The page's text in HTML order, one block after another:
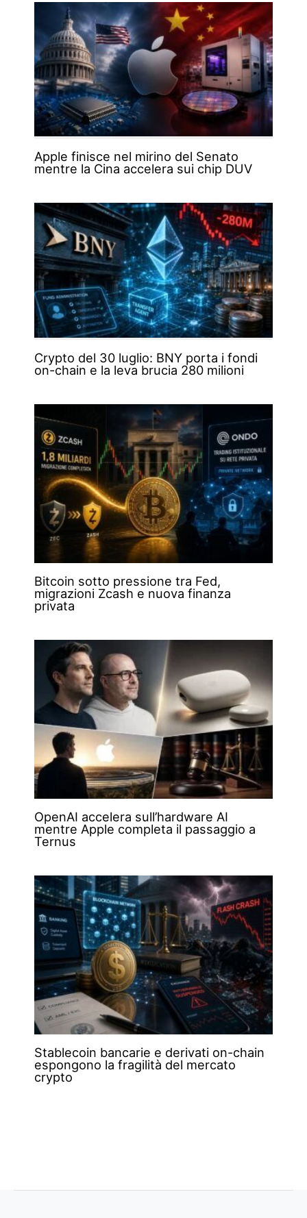
Apple finisce nel mirino del Senato
mentre la Cina accelera sui chip DUV
Crypto del 30 luglio: BNY porta i fondi
on-chain e la leva brucia 280 milioni
Bitcoin sotto pressione tra Fed,
migrazioni Zcash e nuova finanza
privata
OpenAI accelera sull’hardware AI
mentre Apple completa il passaggio a
Ternus
Stablecoin bancarie e derivati on-chain
espongono la fragilità del mercato
crypto